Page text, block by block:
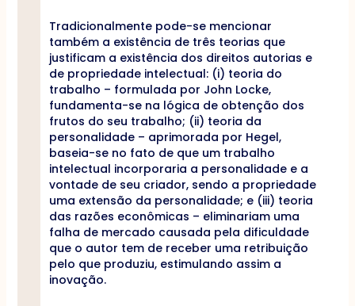
Tradicionalmente pode-se mencionar
também a existência de três teorias que
justificam a existência dos direitos autorias e
de propriedade intelectual: (i) teoria do
trabalho – formulada por John Locke,
fundamenta-se na lógica de obtenção dos
frutos do seu trabalho; (ii) teoria da
personalidade – aprimorada por Hegel,
baseia-se no fato de que um trabalho
intelectual incorporaria a personalidade e a
vontade de seu criador, sendo a propriedade
uma extensão da personalidade; e (iii) teoria
das razões econômicas – eliminariam uma
falha de mercado causada pela dificuldade
que o autor tem de receber uma retribuição
pelo que produziu, estimulando assim a
inovação.